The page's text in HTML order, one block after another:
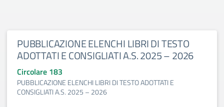
PUBBLICAZIONE ELENCHI LIBRI DI TESTO
ADOTTATI E CONSIGLIATI A.S. 2025 – 2026
Circolare 183
PUBBLICAZIONE ELENCHI LIBRI DI TESTO ADOTTATI E
CONSIGLIATI A.S. 2025 – 2026